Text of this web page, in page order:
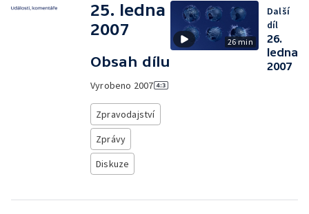
25. ledna
2007
Obsah dílu
Vyrobeno 2007
Zpravodajství
Zprávy
Diskuze
26 min
Další
díl
26.
ledna
2007